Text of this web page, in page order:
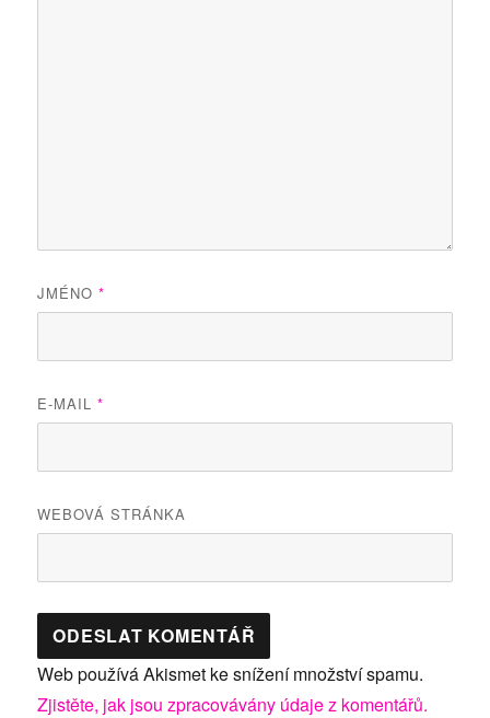
JMÉNO*
E-MAIL*
WEBOVÁ STRÁNKA
Web používá Akismet ke snížení množství spamu.
Zjistěte, jak jsou zpracovávány údaje z komentářů.